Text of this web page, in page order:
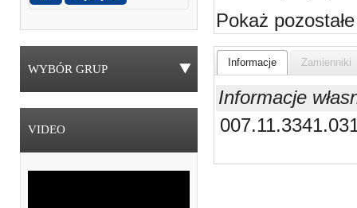
WYBÓR GRUP
VIDEO
Pokaż pozostałe
Informacje Zamienniki
Informacje